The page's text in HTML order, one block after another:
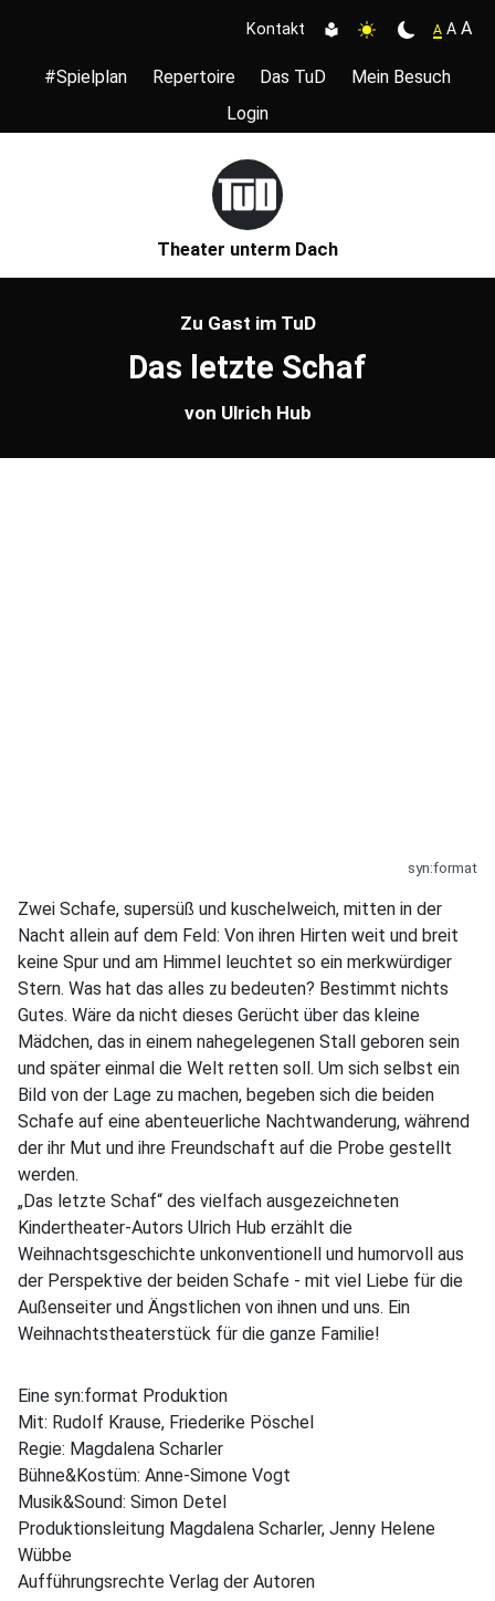
Kontakt A A A
#Spielplan Repertoire Das TuD
Mein Besuch
Login
Theater unterm Dach
Zu Gast im TuD
Das letzte Schaf
von Ulrich Hub
syn:format
Zwei Schafe, supersüß und kuschelweich, mitten in der
Nacht allein auf dem Feld: Von ihren Hirten weit und breit
keine Spur und am Himmel leuchtet so ein merkwürdiger
Stern. Was hat das alles zu bedeuten? Bestimmt nichts
Gutes. Wäre da nicht dieses Gerücht über das kleine
Mädchen, das in einem nahegelegenen Stall geboren sein
und später einmal die Welt retten soll. Um sich selbst ein
Bild von der Lage zu machen, begeben sich die beiden
Schafe auf eine abenteuerliche Nachtwanderung, während
der ihr Mut und ihre Freundschaft auf die Probe gestellt
werden.
„Das letzte Schaf“ des vielfach ausgezeichneten
Kindertheater-Autors Ulrich Hub erzählt die
Weihnachtsgeschichte unkonventionell und humorvoll aus
der Perspektive der beiden Schafe - mit viel Liebe für die
Außenseiter und Ängstlichen von ihnen und uns. Ein
Weihnachtstheaterstück für die ganze Familie!
Eine syn:format Produktion
Mit: Rudolf Krause, Friederike Pöschel
Regie: Magdalena Scharler
Bühne&Kostüm: Anne-Simone Vogt
Musik&Sound: Simon Detel
Produktionsleitung Magdalena Scharler, Jenny Helene
Wübbe
Aufführungsrechte Verlag der Autoren